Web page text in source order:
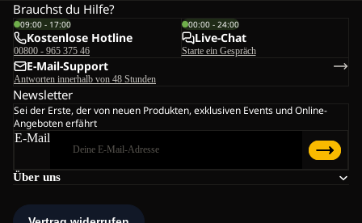
Über uns
Brauchst du Hilfe?
09:00 - 17:00
Kostenlose Hotline
00800 - 965 375 46
00:00 - 24:00
Live-Chat
Starte ein Gespräch
E-Mail-Support
Antworten innerhalb von 48 Stunden
Newsletter
Sei der Erste, der von neuen Produkten, exklusiven Events und Online-
Angeboten erfährt
E-Mail